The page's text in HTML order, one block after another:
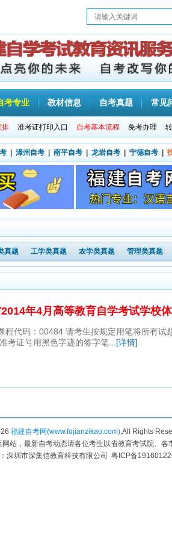
考专业 教材信息 自考真题 常见
排 准考证打印入口 自考基本流程 免考办理
漳州自考 南平自考 龙岩自考 宁德自考
真题 工学类真题 农学类真题 管理类真题
年4月高等教育自学考试学校
代码：00484 请考生按规定用笔将所有
考证号用黑色字迹的签字笔 ...[详情]
福建自考网(www.fujianzikao.com),All Rights
站，最新自考动态请各位考生以省教育考试院、各
深圳市深集信教育科技有限公司 粤ICP备